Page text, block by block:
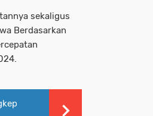
sekaligus
Berdasarkan